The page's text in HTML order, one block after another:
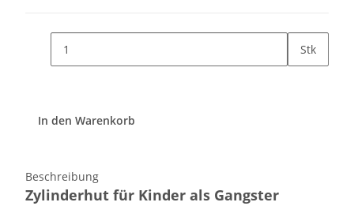
Stk
In den Warenkorb
Beschreibung
Zylinderhut für Kinder als Gangster